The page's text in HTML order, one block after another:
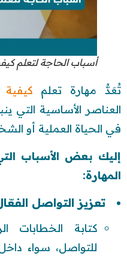
أسباب الحاجة لتعلم
تُعَدُّ مهارة تعلم
العناصر الأساسية التي
في الحياة العملية أو
إليك بعض الأسباب
المهارة:
تعزيز التواصل
كتابة الخطابات
للتواصل، سواء